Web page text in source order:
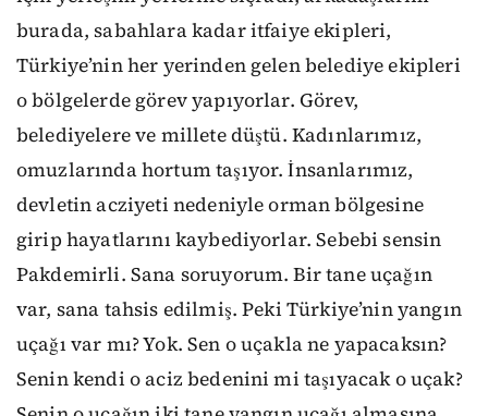
burada, sabahlara kadar itfaiye ekipleri,
Türkiye’nin her yerinden gelen belediye ekipleri
o bölgelerde görev yapıyorlar. Görev,
belediyelere ve millete düştü. Kadınlarımız,
omuzlarında hortum taşıyor. İnsanlarımız,
devletin acziyeti nedeniyle orman bölgesine
girip hayatlarını kaybediyorlar. Sebebi sensin
Pakdemirli. Sana soruyorum. Bir tane uçağın
var, sana tahsis edilmiş. Peki Türkiye’nin yangın
uçağı var mı? Yok. Sen o uçakla ne yapacaksın?
Senin kendi o aciz bedenini mi taşıyacak o uçak?